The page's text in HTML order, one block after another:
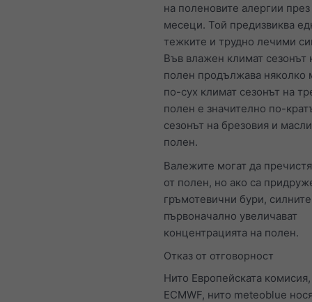
на поленовите алергии
месеци. Той предизвиква
тежките и трудно лечими
Във влажен климат сезонът
полен продължава няколко
по-сух климат сезонът на
полен е значително по-
сезонът на брезовия и
полен.
Валежите могат да
от полен, но ако са
гръмотевични бури,
първоначално увеличават
концентрацията на полен.
Отказ от отговорност
Нито Европейската
ECMWF, нито meteoblue